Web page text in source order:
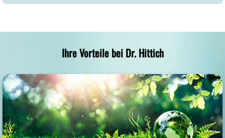
Ihre Vorteile bei Dr. Hittich